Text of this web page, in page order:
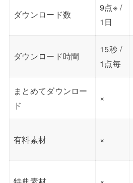
ダウンロード数
9点※ /
1日
ダウンロード時間
15秒 /
1点毎
まとめてダウンロー
ド
×
有料素材 ×